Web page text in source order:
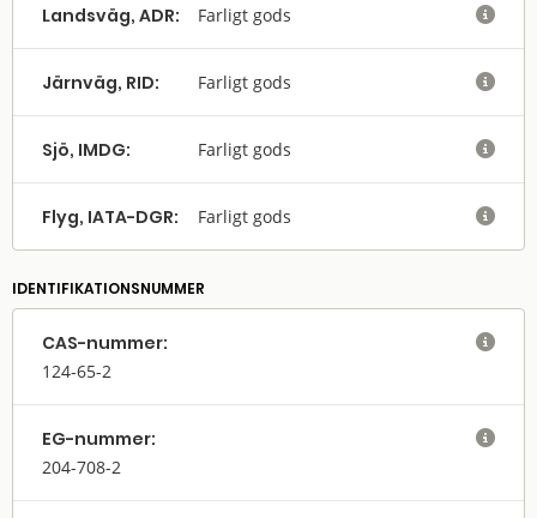
Landsväg, ADR: Farligt gods 
Järnväg, RID: Farligt gods 
Sjö, IMDG: Farligt gods 
Flyg, IATA-DGR: Farligt gods 
IDENTIFIKATIONSNUMMER
CAS-nummer:
124-65-2

EG-nummer:
204-708-2
